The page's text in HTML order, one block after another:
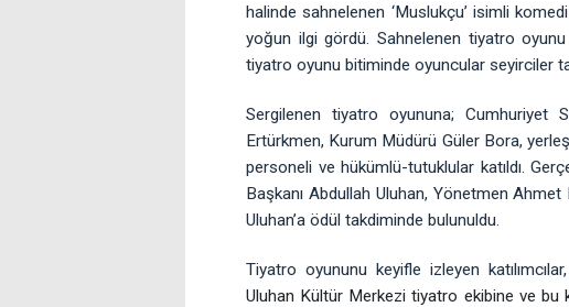
halinde sahnelenen ‘Muslukçu’ isimli
yoğun ilgi gördü. Sahnelenen tiyatro
tiyatro oyunu bitiminde oyuncular seyirciler
Sergilenen tiyatro oyununa; Cumhuriyet
Ertürkmen, Kurum Müdürü Güler Bora,
personeli ve hükümlü-tutuklular katıldı.
Başkanı Abdullah Uluhan, Yönetmen
Uluhan’a ödül takdiminde bulunuldu.
Tiyatro oyununu keyifle izleyen
Uluhan Kültür Merkezi tiyatro ekibine ve